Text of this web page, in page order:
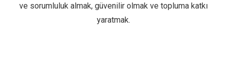
ve sorumluluk almak, güvenilir olmak ve topluma katkı
yaratmak.